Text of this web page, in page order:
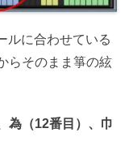
ルに合わせている
らそのまま箏の絃
為（12番目）、巾